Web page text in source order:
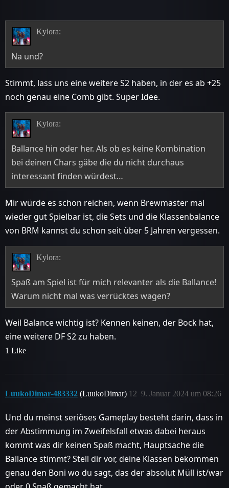
Kylora:
Na und?
Stimmt, lass uns eine weitere S2 haben, in der es ab +25
noch genau eine Comb gibt. Super Idee.
Kylora:
Ballance hin oder her. Als ob es keine Kombination
bei deinen Chars gäbe die du nicht durchaus
interessant finden würdest…
Mir würde es schon reichen, wenn Brewmaster mal
wieder gut Spielbar ist, die Sets und die Klassenbalance
von BRM kannst du schon seit über 5 Jahren vergessen.
Kylora:
Spaß am Spiel ist für mich relevanter als die Ballance!
Warum nicht mal was verrücktes wagen?
Weil Balance wichtig ist? Kennen keinen, der Bock hat,
eine weitere DF S2 zu haben.
1 Like
LuukoDimar-483332 (LuukoDimar) 9. Januar 2024 um 08:26
12
Und du meinst seriöses Gameplay besteht darin, dass in
der Abstimmung im Zweifelsfall etwas dabei heraus
kommt was dir keinen Spaß macht, Hauptsache die
Ballance stimmt? Stell dir vor, deine Klassen bekommen
genau den Boni wo du sagt, das der absolut Müll ist/war